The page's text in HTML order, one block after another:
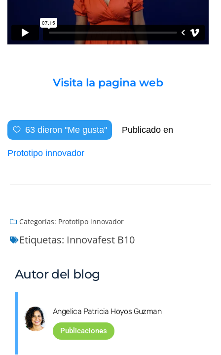
Visita la pagina web
63 dieron "Me gusta" Publicado en
Prototipo innovador
Categorías: Prototipo innovador
Etiquetas: Innovafest B10
Autor del blog
Angelica Patricia Hoyos Guzman
Publicaciones